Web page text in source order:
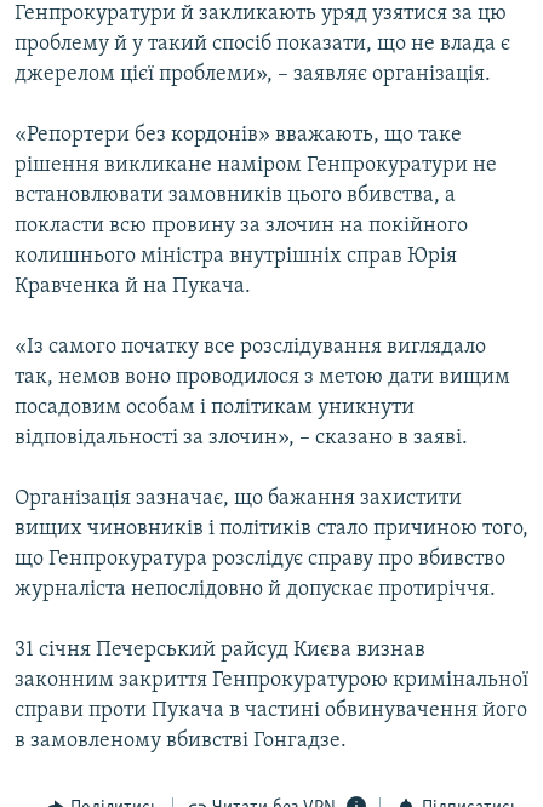
УКР
КТАТ
ДОЛУЧАЙСЯ!
Усі сайти RFE/RL
Генпрокуратури й закликають уряд узятися за цю
проблему й у такий спосіб показати, що не влада є
джерелом цієї проблеми», – заявляє організація.
«Репортери без кордонів» вважають, що таке
рішення викликане наміром Генпрокуратури не
встановлювати замовників цього вбивства, а
покласти всю провину за злочин на покійного
колишнього міністра внутрішніх справ Юрія
Кравченка й на Пукача.
«Із самого початку все розслідування виглядало
так, немов воно проводилося з метою дати вищим
посадовим особам і політикам уникнути
відповідальності за злочин», – сказано в заяві.
Організація зазначає, що бажання захистити
вищих чиновників і політиків стало причиною того,
що Генпрокуратура розслідує справу про вбивство
журналіста непослідовно й допускає протиріччя.
31 січня Печерський райсуд Києва визнав
законним закриття Генпрокуратурою кримінальної
справи проти Пукача в частині обвинувачення його
в замовленому вбивстві Гонгадзе.